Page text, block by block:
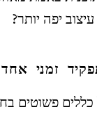
יפה יותר?
זמני אחד
כללים פשוטים